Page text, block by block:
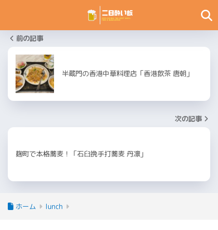
前の記事
半蔵門の香港中華料理店「香港飲茶 唐朝」
次の記事
麹町で本格蕎麦！「石臼挽手打蕎麦 丹凛」
ホーム lunch